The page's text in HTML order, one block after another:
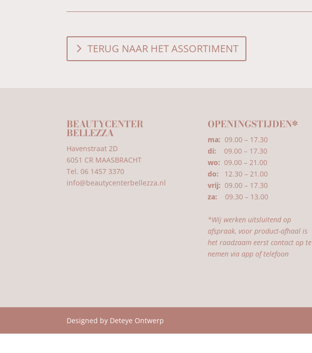
TERUG NAAR HET ASSORTIMENT
BEAUTYCENTER
BELLEZZA
Havenstraat 2D
6051 CR MAASBRACHT
Tel. 06 1457 3370
info@beautycenterbellezza.nl
OPENINGSTIJDEN*
ma: 09.00 – 17.30
di: 09.00 – 17.30
wo: 09.00 – 21.00
do: 12.30 – 21.00
vrij: 09.00 – 17.30
za: 09.30 – 13.00
*Wij werken uitsluitend op
afspraak, voor product-afhaal is
het raadzaam eerst contact op te
nemen via app of telefoon
Designed by Deteye Ontwerp